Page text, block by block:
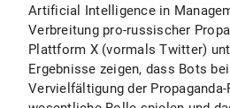
Artificial Intelligence in
Verbreitung pro-russischer
Plattform X (vormals Twitter)
Ergebnisse zeigen, dass Bots
Vervielfältigung der